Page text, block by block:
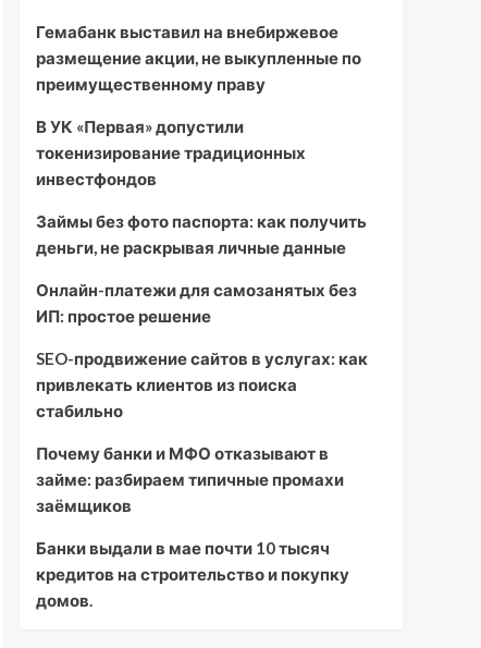
Гемабанк выставил на внебиржевое
размещение акции, не выкупленные по
преимущественному праву
В УК «Первая» допустили
токенизирование традиционных
инвестфондов
Займы без фото паспорта: как получить
деньги, не раскрывая личные данные
Онлайн-платежи для самозанятых без
ИП: простое решение
SEO-продвижение сайтов в услугах: как
привлекать клиентов из поиска
стабильно
Почему банки и МФО отказывают в
займе: разбираем типичные промахи
заёмщиков
Банки выдали в мае почти 10 тысяч
кредитов на строительство и покупку
домов.